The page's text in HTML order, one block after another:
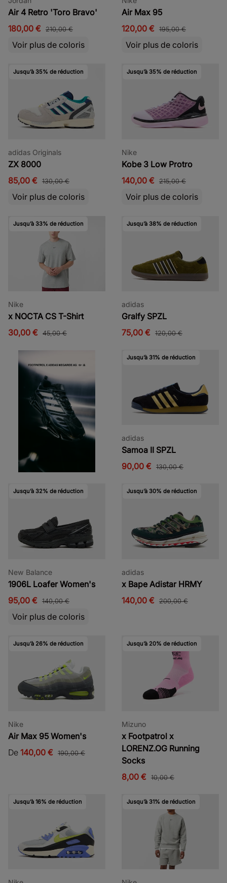
Air 4 Retro 'Toro Bravo'
180,00 € 210,00 €
Voir plus de coloris
Air Max 95
120,00 € 195,00 €
Voir plus de coloris
Jusqu’à 35% de réduction
adidas Originals
ZX 8000
85,00 € 130,00 €
Voir plus de coloris
Jusqu’à 35% de réduction
Nike
Kobe 3 Low Protro
140,00 € 215,00 €
Voir plus de coloris
Jusqu’à 33% de réduction
Nike
x NOCTA CS T-Shirt
30,00 € 45,00 €
Jusqu’à 38% de réduction
adidas
Gralfy SPZL
75,00 € 120,00 €
Jusqu’à 31% de réduction
adidas
Samoa II SPZL
90,00 € 130,00 €
Jusqu’à 32% de réduction
New Balance
1906L Loafer Women's
95,00 € 140,00 €
Voir plus de coloris
Jusqu’à 30% de réduction
adidas
x Bape Adistar HRMY
140,00 € 200,00 €
Jusqu’à 26% de réduction
Nike
Air Max 95 Women's
De 140,00 € 190,00 €
Jusqu’à 20% de réduction
Mizuno
x Footpatrol x
LORENZ.OG Running
Socks
8,00 € 10,00 €
Jusqu’à 16% de réduction Jusqu’à 31% de réduction